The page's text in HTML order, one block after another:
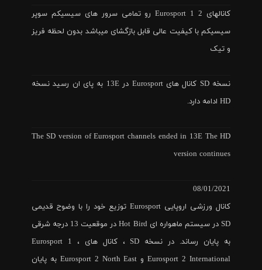
کانالهای Eurosport 1 2 رو تمامی سرور های سیسیکم سوپر
سیسیکم با کیفیت عالی قابل بازگشای میباشد بدون لحظه فریز
و تیک
نسخه SD کانال های Eurosport در 13E به پای ان رسید نسخه
HD ادامه دارد.
The SD version of Eurosport channels ended in 13E The HD
version continues
08/01/2021
کانال ورزشی اروپایی Eurosport توزیع خود را با وضوح قدیمی
SD در سیستم ماهواره ای Hot Bird در موقعیت 13 درجه شرقی
به پایان رساند. در نسخه SD ، کانال های Eurosport 1 ،
Eurosport 2 International و Eurosport 2 North East به پایان